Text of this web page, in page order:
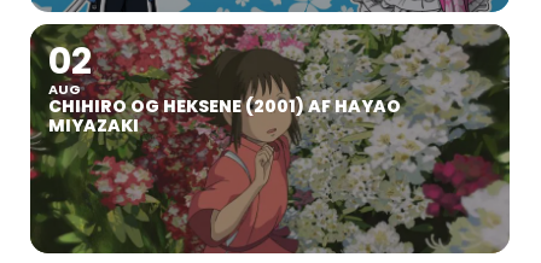
02
AUG
CHIHIRO OG HEKSENE (2001) AF HAYAO
MIYAZAKI